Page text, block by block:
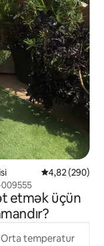
Ortalama
4,82 (290)
etmək üçün
Orta temperatur